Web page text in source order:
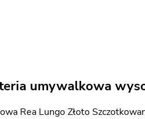
umywalkowa
Rea Lungo Złoto